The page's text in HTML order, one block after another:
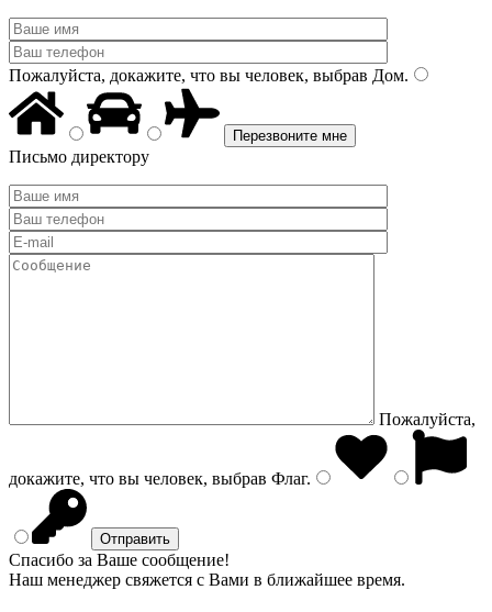
Пожалуйста, докажите, что вы человек, выбрав Дом.
Письмо директору
Пожалуйста,
докажите, что вы человек, выбрав Флаг.
Спасибо за Ваше сообщение!
Наш менеджер свяжется с Вами в ближайшее время.